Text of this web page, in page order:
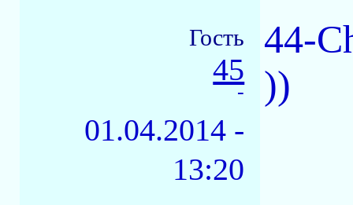
Гость
45
-
01.04.2014 -
13:20
44-
))